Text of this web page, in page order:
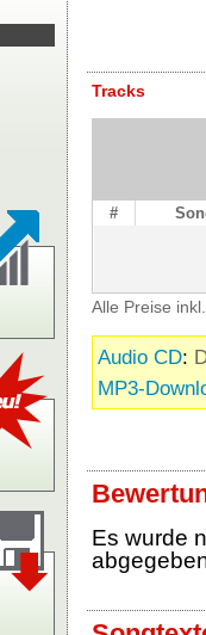
Tracks
#
Alle Preise
Audio CD:
MP3-
Es wurde